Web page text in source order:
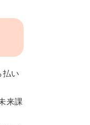
い
来課